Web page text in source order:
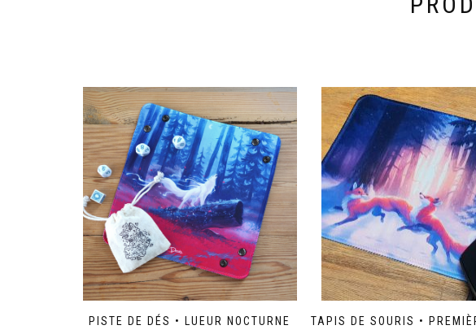
PISTE DE DÉS • LUEUR NOCTURNE TAPIS DE SOURIS •